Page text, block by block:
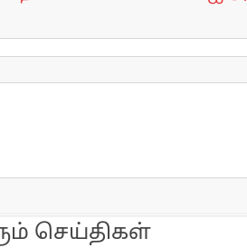
செய்திகள்